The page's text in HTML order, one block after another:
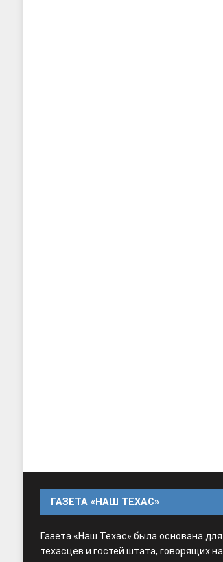
ГАЗЕТА «НАШ ТЕХАС»
Газета «Наш Техас» была основана для
техасцев и гостей штата, говорящих на